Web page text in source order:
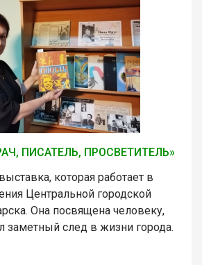
ПИСАТЕЛЬ, ПРОСВЕТИТЕЛЬ»
которая работает в
Центральной городской
Она посвящена человеку,
заметный след в жизни города.